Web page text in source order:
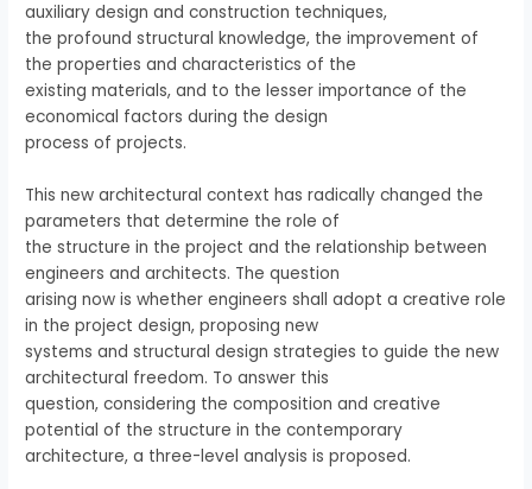
auxiliary design and construction techniques,
the profound structural knowledge, the improvement of
the properties and characteristics of the
existing materials, and to the lesser importance of the
economical factors during the design
process of projects.
This new architectural context has radically changed the
parameters that determine the role of
the structure in the project and the relationship between
engineers and architects. The question
arising now is whether engineers shall adopt a creative role
in the project design, proposing new
systems and structural design strategies to guide the new
architectural freedom. To answer this
question, considering the composition and creative
potential of the structure in the contemporary
architecture, a three-level analysis is proposed.